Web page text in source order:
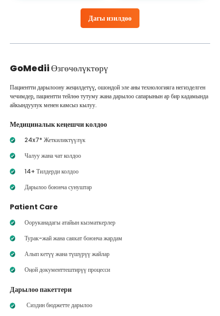
Дагы изилдөө
GoMediiӨзгөчөлүктөрү
Пациентти дарылоону жеңилдетүү, ошондой эле аны технологияга негизделген
чечимдер, пациентти тейлөө тутуму жана дарылоо сапарынын ар бир кадамында
айкындуулук менен камсыз кылуу.
Медициналык кеңешчи колдоо
24x7* Жеткиликтүүлүк
Чалуу жана чат колдоо
14+ Тилдерди колдоо
Дарылоо боюнча сунуштар
Patient Care
Ооруканадагы атайын кызматкерлер
Турак-жай жана саякат боюнча жардам
Алып кетүү жана түшүрүү жайлар
Оңой документтештирүү процесси
Дарылоо пакеттери
Сиздин бюджетте дарылоо